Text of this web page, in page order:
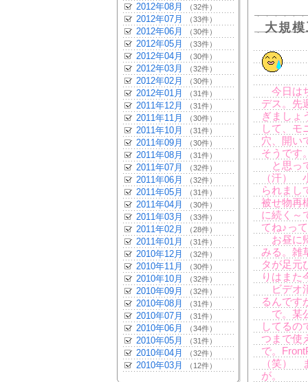
2012年08月 （32件）
2012年07月 （33件）
2012年06月 （30件）
2012年05月 （33件）
2012年04月 （30件）
2012年03月 （32件）
2012年02月 （30件）
2012年01月 （31件）
2011年12月 （31件）
2011年11月 （30件）
2011年10月 （31件）
2011年09月 （30件）
2011年08月 （31件）
2011年07月 （32件）
2011年06月 （32件）
2011年05月 （31件）
2011年04月 （30件）
2011年03月 （33件）
2011年02月 （28件）
2011年01月 （31件）
2010年12月 （32件）
2010年11月 （30件）
2010年10月 （32件）
2010年09月 （32件）
2010年08月 （31件）
2010年07月 （31件）
2010年06月 （34件）
2010年05月 （31件）
2010年04月 （32件）
2010年03月 （12件）
大規
今日は
デス。先
ぎましょ
して、モ
穴、開い
そうです
と思っ
（汗）
られまし
被せ物再
に続く～
てね♪っ
お昼に
みる。雑
タが足元
りはまた
ビデオ
るんです
で。某
してるの
つまで使
で。
（笑）
が。